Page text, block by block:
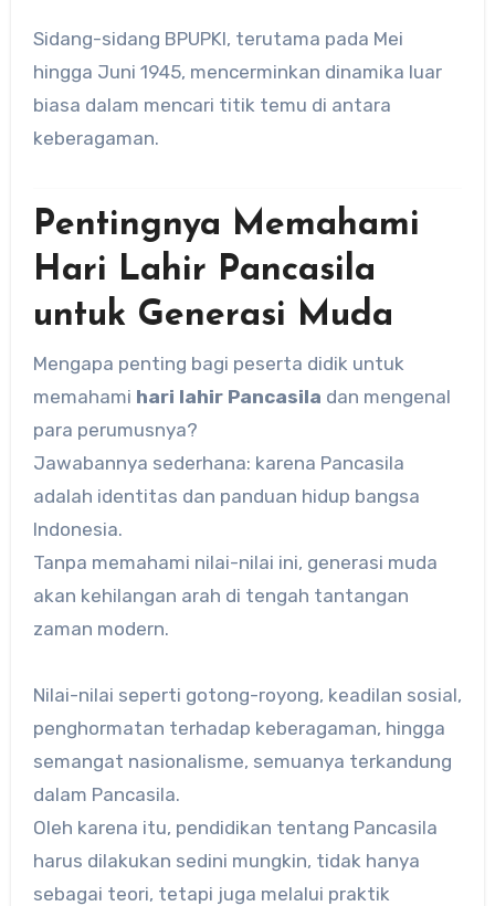
Sidang-sidang BPUPKI, terutama pada Mei
hingga Juni 1945, mencerminkan dinamika luar
biasa dalam mencari titik temu di antara
keberagaman.
Pentingnya Memahami
Hari Lahir Pancasila
untuk Generasi Muda
Mengapa penting bagi peserta didik untuk
memahami hari lahir Pancasila dan mengenal
para perumusnya?
Jawabannya sederhana: karena Pancasila
adalah identitas dan panduan hidup bangsa
Indonesia.
Tanpa memahami nilai-nilai ini, generasi muda
akan kehilangan arah di tengah tantangan
zaman modern.
Nilai-nilai seperti gotong-royong, keadilan sosial,
penghormatan terhadap keberagaman, hingga
semangat nasionalisme, semuanya terkandung
dalam Pancasila.
Oleh karena itu, pendidikan tentang Pancasila
harus dilakukan sedini mungkin, tidak hanya
sebagai teori, tetapi juga melalui praktik